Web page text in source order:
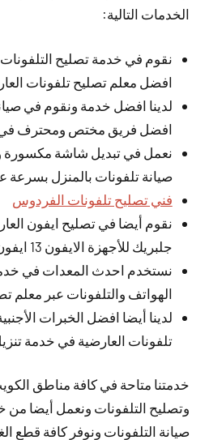
الخدمات التالية:
نقوم في خدمة تصليح التلفونات
افضل معلم تصليح تلفونات
لدينا افضل خدمة ونقوم في
افضل فريق مختص ومحترف في
نعمل في تبديل شاشة مكسورة
صيانة تلفونات بالمنزل بسرعة
فني تصليح تلفونات الفردوس
نقوم أيضا في تصليح ايفون
جلبريك للأجهزة الايفون 13 ايفون 8 وايفون 11 وغيرها
نستخدم احدث المعدات في
الهواتف والتلفونات عبر معلم
لدينا أيضا افضل الخبرات
تلفونات العارضية في خدمة
خدمتنا متاحة في كافة مناطق
وتصليح التلفونات ونعمل أيضا
صيانة التلفونات ونوفر كافة قطع